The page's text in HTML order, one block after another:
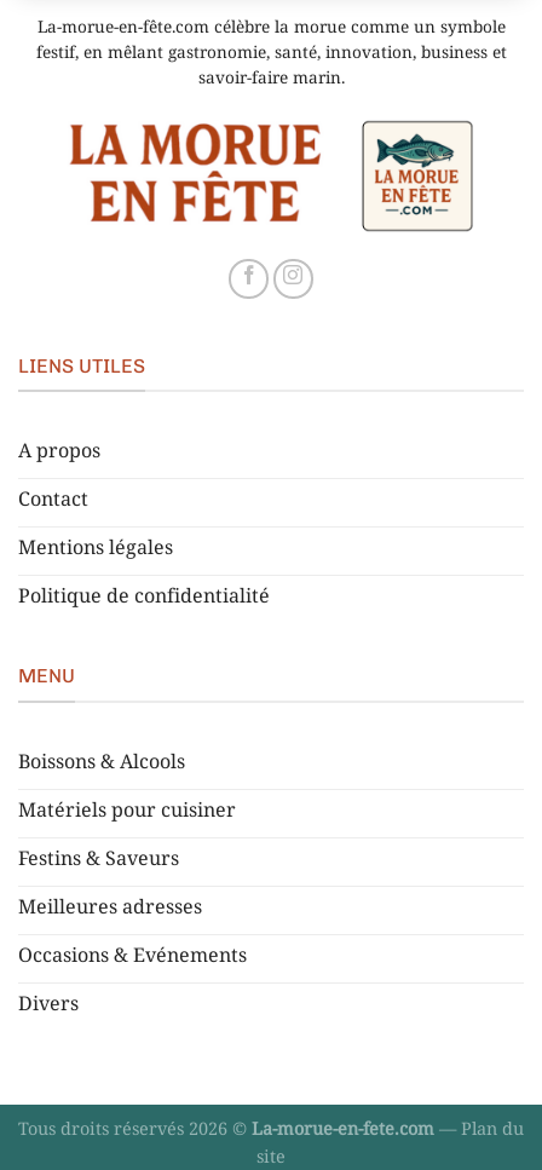
La-morue-en-fête.com célèbre la morue comme un symbole
festif, en mêlant gastronomie, santé, innovation, business et
savoir-faire marin.
LIENS UTILES
A propos
Contact
Mentions légales
Politique de confidentialité
MENU
Boissons & Alcools
Matériels pour cuisiner
Festins & Saveurs
Meilleures adresses
Occasions & Evénements
Divers
Tous droits réservés 2026 © La-morue-en-fete.com —Plan du
site